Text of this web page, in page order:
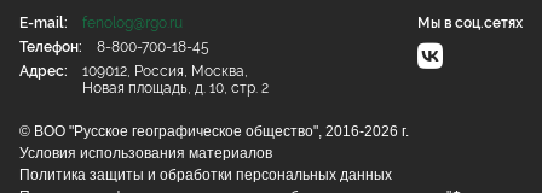
Мы в соц.сетях
E-mail:
fenolog@rgo.ru
Телефон:
8-800-700-18-45
Адрес:
109012, Россия, Москва,
Новая площадь, д. 10, стр. 2
© ВОО "Русское географическое общество", 2016-2026 г.
Условия использования материалов
Политика защиты и обработки персональных данных